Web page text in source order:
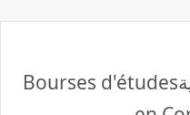
منح دراسية بكوريا الجنوبيةBourses d'études